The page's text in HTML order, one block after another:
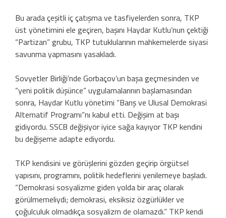
Bu arada çeşitli iç çatışma ve tasfiyelerden sonra, TKP
üst yönetimini ele geçiren, başını Haydar Kutlu’nun çektiği
“Partizan” grubu, TKP tutuklularının mahkemelerde siyasi
savunma yapmasını yasakladı.
Sovyetler Birliği’nde Gorbaçov’un başa geçmesinden ve
“yeni politik düşünce” uygulamalarının başlamasından
sonra, Haydar Kutlu yönetimi “Barış ve Ulusal Demokrasi
Alternatif Programı”nı kabul etti. Değişim at başı
gidiyordu. SSCB değişiyor iyice sağa kayıyor TKP kendini
bu değişeme adapte ediyordu.
TKP kendisini ve görüşlerini gözden geçirip örgütsel
yapısını, programını, politik hedeflerini yenilemeye başladı.
“Demokrasi sosyalizme giden yolda bir araç olarak
görülmemeliydi; demokrasi, eksiksiz özgürlükler ve
çoğulculuk olmadıkça sosyalizm de olamazdı.” TKP kendi